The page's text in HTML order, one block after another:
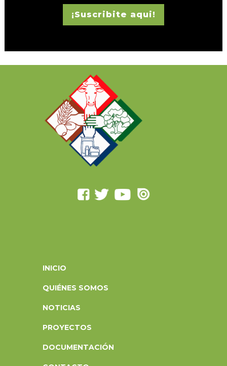
¡Suscribite aqui!
INICIO
QUIÉNES SOMOS
NOTICIAS
PROYECTOS
DOCUMENTACIÓN